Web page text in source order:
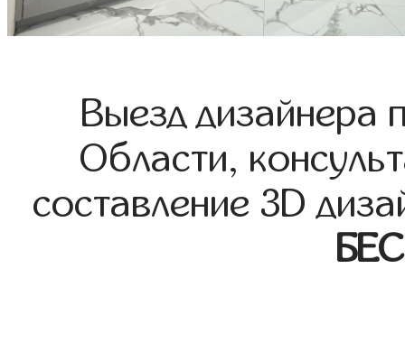
Выезд дизайнера
Области,
составление 3D